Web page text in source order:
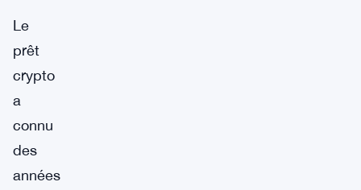
Le
prêt
crypto
a
connu
des
années